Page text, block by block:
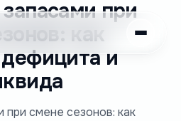
при
как
и
при смене сезонов: как